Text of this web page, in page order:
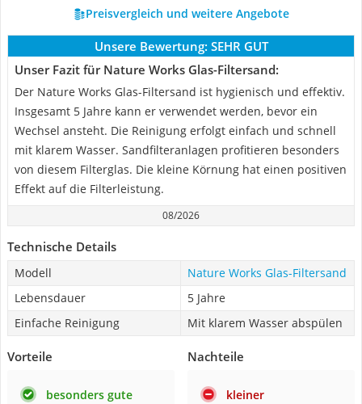
Preisvergleich und weitere Angebote
Unsere Bewertung: SEHR GUT
Unser Fazit für Nature Works Glas-Filtersand:
Der Nature Works Glas-Filtersand ist hygienisch und effektiv.
Insgesamt 5 Jahre kann er verwendet werden, bevor ein
Wechsel ansteht. Die Reinigung erfolgt einfach und schnell
mit klarem Wasser. Sandfilteranlagen profitieren besonders
von diesem Filterglas. Die kleine Körnung hat einen positiven
Effekt auf die Filterleistung.
08/2026
Technische Details
Modell
Nature Works Glas-Filtersand
Lebensdauer
5 Jahre
Einfache Reinigung
Mit klarem Wasser abspülen
Vorteile
besonders gute
Nachteile
kleiner